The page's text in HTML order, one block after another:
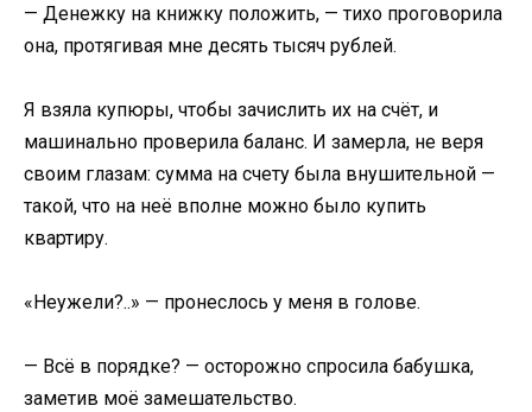
— Денежку на книжку положить, — тихо проговорила
она, протягивая мне десять тысяч рублей.
Я взяла купюры, чтобы зачислить их на счёт, и
машинально проверила баланс. И замерла, не веря
своим глазам: сумма на счету была внушительной —
такой, что на неё вполне можно было купить
квартиру.
«Неужели?..» — пронеслось у меня в голове.
— Всё в порядке? — осторожно спросила бабушка,
заметив моё замешательство.